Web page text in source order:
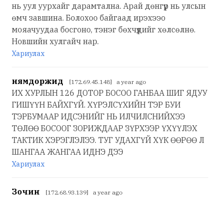
нь уул уурхайг дарамтална. Арай дөнгүүр нь улсын
өмч завшина. Болохоо байгаад ирэхээо
мояачуудаа босгоно, тэнэг бөхчүүдийг хөлсөлнө.
Новшийн хулгайч нар.
Хариулах
нямдоржид [172.69.45.148] a year ago
ИХ ХУРЛЫН 126 ДОТОР БОСОО ГАНБАА ШИГ ЯДУУ
ГИШҮҮН БАЙХГҮЙ. ХҮРЭЛСҮХИЙН ТЭР БУИ
ТЭРБУМААР ИДСЭНИЙГ НЬ ИЛЧИЛСНИЙХЭЭ
ТӨЛӨӨ БОСООГ ЗОРИЖДААР ЗҮРХЭЭР ҮХҮҮЛЭХ
ТАКТИК ХЭРЭГЛЭЛЭЭ. ТУГ УДАХГҮЙ ХҮК ӨӨРӨӨ Л
ШАНГАА ЖАНГАА ИДНЭ ДЭЭ
Хариулах
Зочин [172.68.93.139] a year ago